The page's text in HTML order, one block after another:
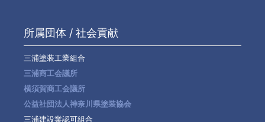
所属団体 / 社会貢献
三浦塗装工業組合
三浦商工会議所
横須賀商工会議所
公益社団法人神奈川県塗装協会
三浦建設業認可組合